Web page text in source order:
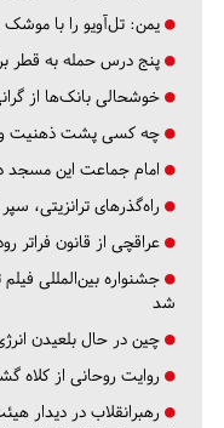
یمن: تل‌آویو را با
پنج درس‌ حمله به قطر
خوشحالی بانک‌ها از
چه کسی پشت ذهنیت
امام جماعت این مسجد در ۳ سال، نمازگزاران را ۴ برابر
راه‌گذرهای ترانزیتی،
عراقچی از قانون فراتر
جشنواره بین‌المللی
شد
چین در حال بلعیدن
روایت روحانی از کلاه
رهبرانقلاب در دیدار